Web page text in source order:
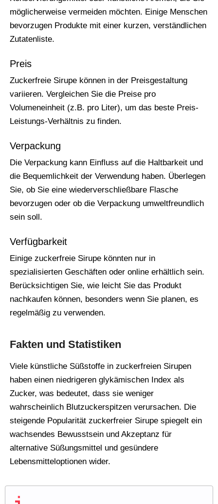
möglicherweise vermeiden möchten. Einige Menschen
bevorzugen Produkte mit einer kurzen, verständlichen
Zutatenliste.
Preis
Zuckerfreie Sirupe können in der Preisgestaltung
variieren. Vergleichen Sie die Preise pro
Volumeneinheit (z.B. pro Liter), um das beste Preis-
Leistungs-Verhältnis zu finden.
Verpackung
Die Verpackung kann Einfluss auf die Haltbarkeit und
die Bequemlichkeit der Verwendung haben. Überlegen
Sie, ob Sie eine wiederverschließbare Flasche
bevorzugen oder ob die Verpackung umweltfreundlich
sein soll.
Verfügbarkeit
Einige zuckerfreie Sirupe könnten nur in
spezialisierten Geschäften oder online erhältlich sein.
Berücksichtigen Sie, wie leicht Sie das Produkt
nachkaufen können, besonders wenn Sie planen, es
regelmäßig zu verwenden.
Fakten und Statistiken
Viele künstliche Süßstoffe in zuckerfreien Sirupen
haben einen niedrigeren glykämischen Index als
Zucker, was bedeutet, dass sie weniger
wahrscheinlich Blutzuckerspitzen verursachen. Die
steigende Popularität zuckerfreier Sirupe spiegelt ein
wachsendes Bewusstsein und Akzeptanz für
alternative Süßungsmittel und gesündere
Lebensmitteloptionen wider.